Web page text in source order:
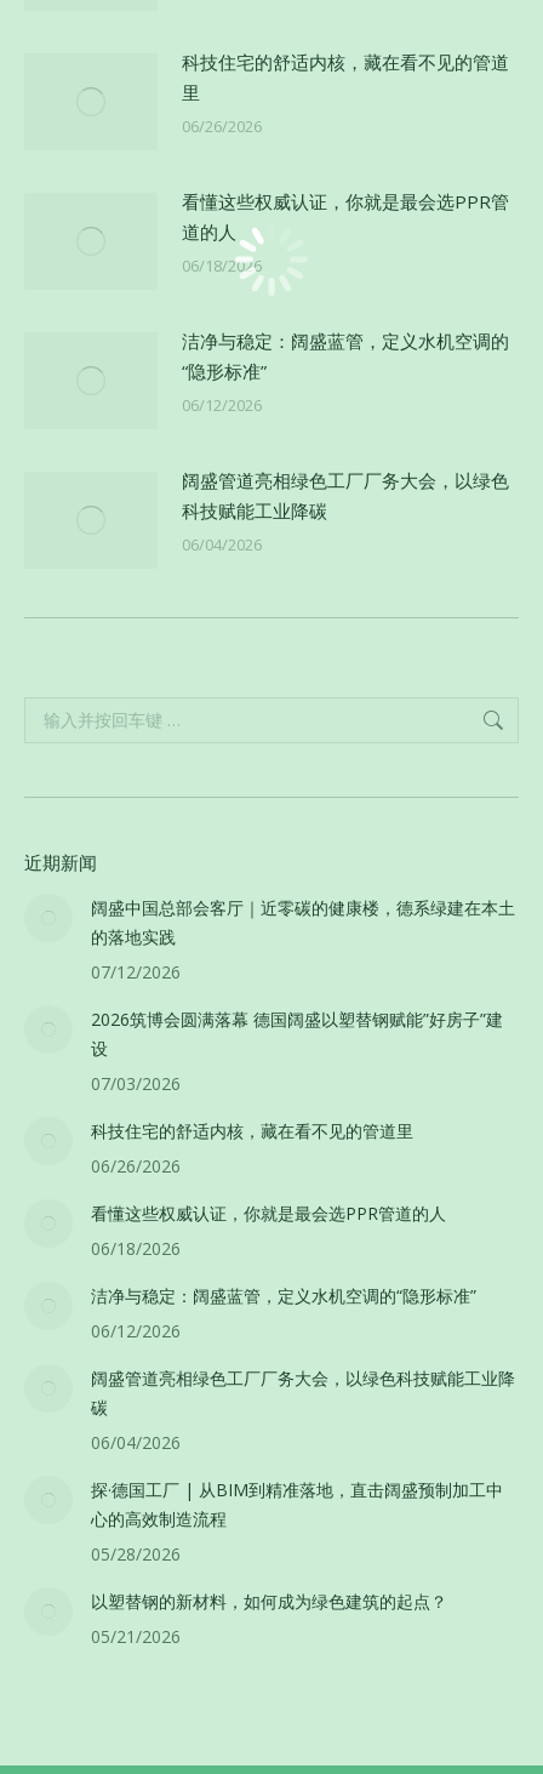
科技住宅的舒适内核，藏在看不见的管道
里
06/26/2026
看懂这些权威认证，你就是最会选PPR管
道的人
06/18/2026
洁净与稳定：阔盛蓝管，定义水机空调的
“隐形标准”
06/12/2026
阔盛管道亮相绿色工厂厂务大会，以绿色
科技赋能工业降碳
06/04/2026
Search:
近期新闻
阔盛中国总部会客厅｜近零碳的健康楼，德系绿建在本土
的落地实践
07/12/2026
2026筑博会圆满落幕 德国阔盛以塑替钢赋能”好房子”建
设
07/03/2026
科技住宅的舒适内核，藏在看不见的管道里
06/26/2026
看懂这些权威认证，你就是最会选PPR管道的人
06/18/2026
洁净与稳定：阔盛蓝管，定义水机空调的“隐形标准”
06/12/2026
阔盛管道亮相绿色工厂厂务大会，以绿色科技赋能工业降
碳
06/04/2026
探·德国工厂 | 从BIM到精准落地，直击阔盛预制加工中
心的高效制造流程
05/28/2026
以塑替钢的新材料，如何成为绿色建筑的起点？
05/21/2026